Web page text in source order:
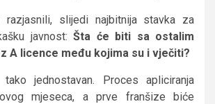
slijedi najbitnija stavka za
javnost:Šta će biti sa ostalim
A licence među kojima su i vječiti?
jednostavan. Proces apliciranja
mjeseca, a prve franšize biće